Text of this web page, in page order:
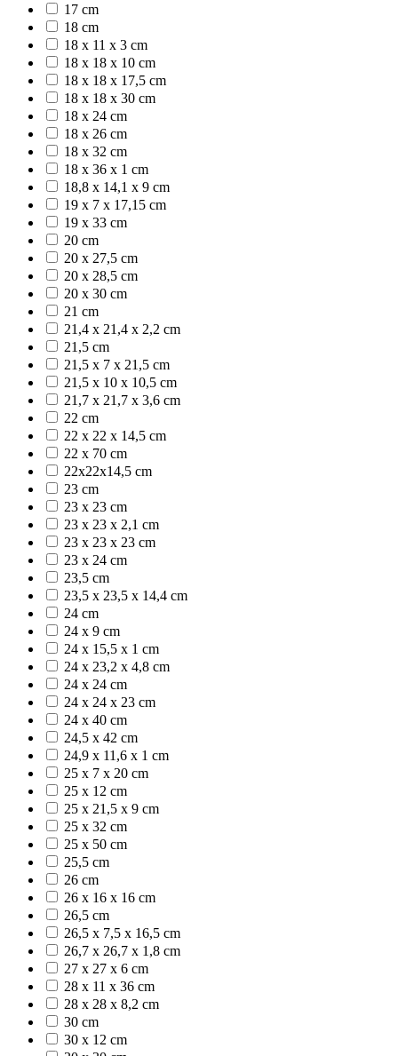
17 cm
18 cm
18 x 11 x 3 cm
18 x 18 x 10 cm
18 x 18 x 17,5 cm
18 x 18 x 30 cm
18 x 24 cm
18 x 26 cm
18 x 32 cm
18 x 36 x 1 cm
18,8 x 14,1 x 9 cm
19 x 7 x 17,15 cm
19 x 33 cm
20 cm
20 x 27,5 cm
20 x 28,5 cm
20 x 30 cm
21 cm
21,4 x 21,4 x 2,2 cm
21,5 cm
21,5 x 7 x 21,5 cm
21,5 x 10 x 10,5 cm
21,7 x 21,7 x 3,6 cm
22 cm
22 x 22 x 14,5 cm
22 x 70 cm
22x22x14,5 cm
23 cm
23 x 23 cm
23 x 23 x 2,1 cm
23 x 23 x 23 cm
23 x 24 cm
23,5 cm
23,5 x 23,5 x 14,4 cm
24 cm
24 x 9 cm
24 x 15,5 x 1 cm
24 x 23,2 x 4,8 cm
24 x 24 cm
24 x 24 x 23 cm
24 x 40 cm
24,5 x 42 cm
24,9 x 11,6 x 1 cm
25 x 7 x 20 cm
25 x 12 cm
25 x 21,5 x 9 cm
25 x 32 cm
25 x 50 cm
25,5 cm
26 cm
26 x 16 x 16 cm
26,5 cm
26,5 x 7,5 x 16,5 cm
26,7 x 26,7 x 1,8 cm
27 x 27 x 6 cm
28 x 11 x 36 cm
28 x 28 x 8,2 cm
30 cm
30 x 12 cm